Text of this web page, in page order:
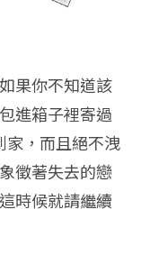
果你不知道該
進箱子裡寄過
，而且絕不洩
徵著失去的戀
時候就請繼續